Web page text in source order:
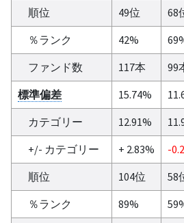
順位
49位 68
％ランク
42%
ファンド数
117本 99
標準偏差
15.74%
カテゴリー
12.91%
+/- カテゴリー
+ 2.83% -
順位
104位 58
％ランク
89%